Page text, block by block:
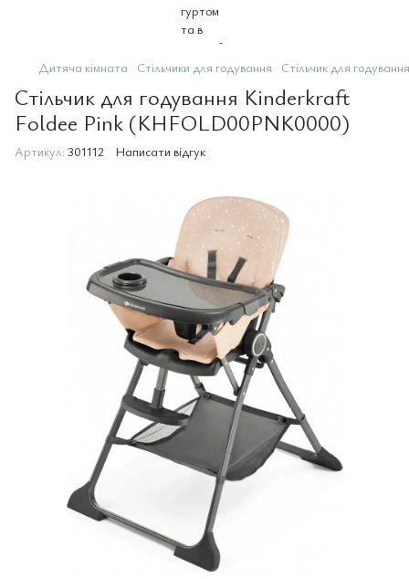
Дитяча кімната Стільчики для годування Стільчик для
Стільчик для годування Kinderkraft
Foldee Pink (KHFOLD00PNK0000)
Артикул: 301112 Написати відгук